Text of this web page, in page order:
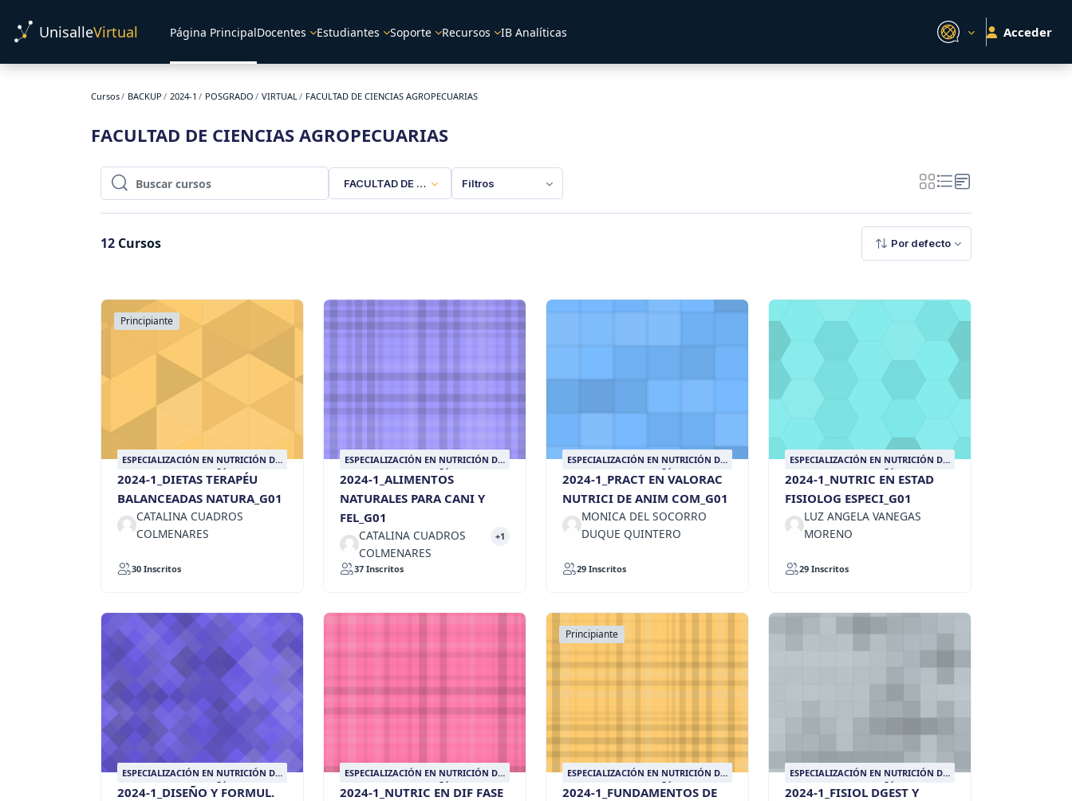
UnisalleVirtual Página PrincipalDocentes Estudiantes Soporte Recursos IB Analíticas Acceder
Cursos BACKUP 2024-1 POSGRADO VIRTUAL FACULTAD DE CIENCIAS AGROPECUARIAS
FACULTAD DE CIENCIAS AGROPECUARIAS
Buscar cursos
Buscar cursos FACULTAD DE CIENCIAS AGROPECUARIAS
Filtros
12 Cursos Por defecto
Principiante
ESPECIALIZACIÓN EN NUTRICIÓN DE
ANIMALES DE COMPAÑÍA
2024-1_DIETAS TERAPÉU
BALANCEADAS NATURA_G01
CATALINA CUADROS
COLMENARES
30 Inscritos
ESPECIALIZACIÓN EN NUTRICIÓN DE
ANIMALES DE COMPAÑÍA
2024-1_ALIMENTOS
NATURALES PARA CANI Y
FEL_G01
CATALINA CUADROS
COLMENARES
+1
37 Inscritos
ESPECIALIZACIÓN EN NUTRICIÓN DE
ANIMALES DE COMPAÑÍA
2024-1_PRACT EN VALORAC
NUTRICI DE ANIM COM_G01
MONICA DEL SOCORRO
DUQUE QUINTERO
29 Inscritos
ESPECIALIZACIÓN EN NUTRICIÓN DE
ANIMALES DE COMPAÑÍA
2024-1_NUTRIC EN ESTAD
FISIOLOG ESPECI_G01
LUZ ANGELA VANEGAS
MORENO
29 Inscritos
ESPECIALIZACIÓN EN NUTRICIÓN DE
ANIMALES DE COMPAÑÍA
2024-1_DISEÑO Y FORMUL.
ESPECIALIZACIÓN EN NUTRICIÓN DE
ANIMALES DE COMPAÑÍA
2024-1_NUTRIC EN DIF FASE
Principiante
ESPECIALIZACIÓN EN NUTRICIÓN DE
ANIMALES DE COMPAÑÍA
2024-1_FUNDAMENTOS DE
ESPECIALIZACIÓN EN NUTRICIÓN DE
ANIMALES DE COMPAÑÍA
2024-1_FISIOL DGEST Y